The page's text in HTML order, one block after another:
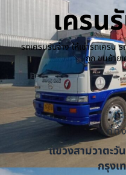
เครน
รถเครนรับจ้าง ให้เช่ารถเครน
ถูก ขนย้าย
ที่ตั้
แขวงสามวาตะวั
กรุงเ